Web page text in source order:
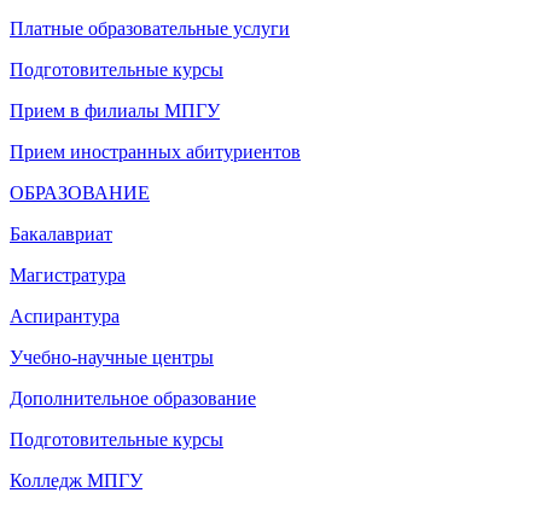
Платные образовательные услуги
Подготовительные курсы
Прием в филиалы МПГУ
Прием иностранных абитуриентов
ОБРАЗОВАНИЕ
Бакалавриат
Магистратура
Аспирантура
Учебно-научные центры
Дополнительное образование
Подготовительные курсы
Колледж МПГУ